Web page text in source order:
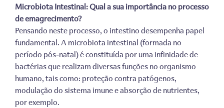
Microbiota Intestinal: Qual a sua importância no processo
de emagrecimento?
Pensando neste processo, o intestino desempenha papel
fundamental. A microbiota intestinal (formada no
período pós-natal) é constituída por uma infinidade de
bactérias que realizam diversas funções no organismo
humano, tais como: proteção contra patógenos,
modulação do sistema imune e absorção de nutrientes,
por exemplo.